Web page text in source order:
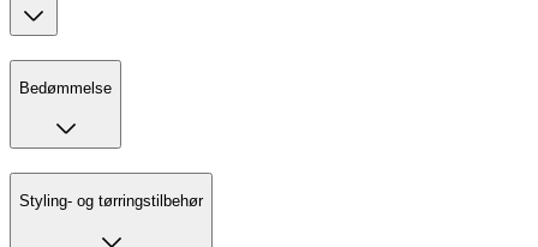
Bedømmelse
Styling- og tørringstilbehør